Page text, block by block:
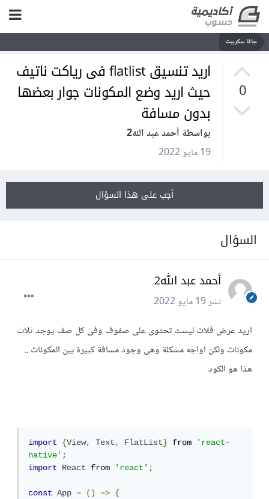
جافا سكريبت
0
اريد تنسيق flatlist فى رياكت ناتيف
حيث اريد وضع المكونات جوار بعضها
بدون مسافة
بواسطة أحمد عبد الله2
19 مايو 2022
أجب على هذا السؤال
السؤال
أحمد عبد الله2
نشر19 مايو 2022
اريد عرض فلات ليست تحتوى على صفوف وفى كل صف يوجد ثلاث
مكونات ولكن اواجه مشكلة وهى وجود مسافة كبيرة بين المكونات ..
هذا هو الكود
import {View, Text, FlatList} from 'react-
native';
import
React from 'react';
const App = () =>
{